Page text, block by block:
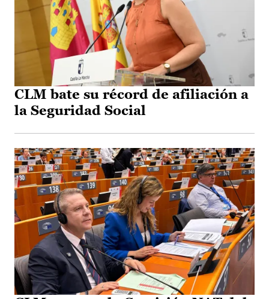
CLM bate su récord de afiliación a
la Seguridad Social